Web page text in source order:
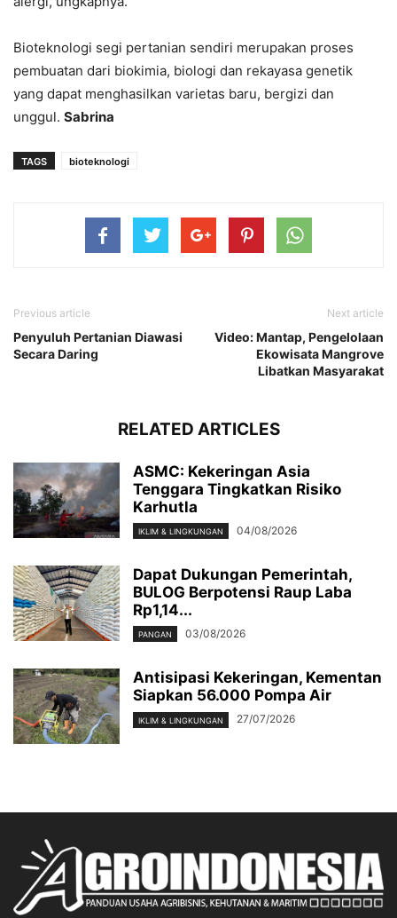
Bioteknologi segi pertanian sendiri merupakan proses
pembuatan dari biokimia, biologi dan rekayasa genetik
yang dapat menghasilkan varietas baru, bergizi dan
unggul. Sabrina
TAGS bioteknologi
Previous article
Penyuluh Pertanian Diawasi
Secara Daring
Next article
Video: Mantap, Pengelolaan
Ekowisata Mangrove
Libatkan Masyarakat
RELATED ARTICLES
ASMC: Kekeringan Asia
Tenggara Tingkatkan Risiko
Karhutla
IKLIM & LINGKUNGAN 04/08/2026
Dapat Dukungan Pemerintah,
BULOG Berpotensi Raup Laba
Rp1,14...
PANGAN 03/08/2026
Antisipasi Kekeringan, Kementan
Siapkan 56.000 Pompa Air
IKLIM & LINGKUNGAN 27/07/2026